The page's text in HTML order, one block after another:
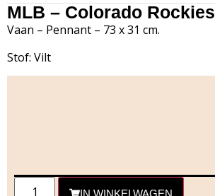
MLB – Colorado Rockies
Vaan – Pennant – 73 x 31 cm.
Stof: Vilt